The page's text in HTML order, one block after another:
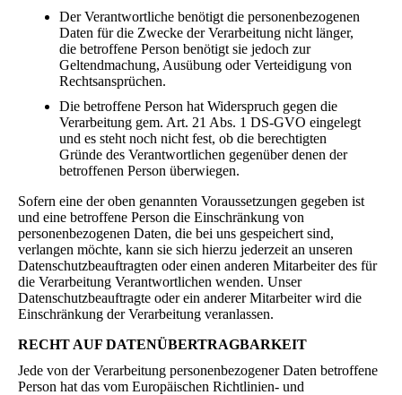
Der Verantwortliche benötigt die personenbezogenen
Daten für die Zwecke der Verarbeitung nicht länger,
die betroffene Person benötigt sie jedoch zur
Geltendmachung, Ausübung oder Verteidigung von
Rechtsansprüchen.
Die betroffene Person hat Widerspruch gegen die
Verarbeitung gem. Art. 21 Abs. 1 DS-GVO eingelegt
und es steht noch nicht fest, ob die berechtigten
Gründe des Verantwortlichen gegenüber denen der
betroffenen Person überwiegen.
Sofern eine der oben genannten Voraussetzungen gegeben ist
und eine betroffene Person die Einschränkung von
personenbezogenen Daten, die bei uns gespeichert sind,
verlangen möchte, kann sie sich hierzu jederzeit an unseren
Datenschutzbeauftragten oder einen anderen Mitarbeiter des für
die Verarbeitung Verantwortlichen wenden. Unser
Datenschutzbeauftragte oder ein anderer Mitarbeiter wird die
Einschränkung der Verarbeitung veranlassen.
RECHT AUF DATENÜBERTRAGBARKEIT
Jede von der Verarbeitung personenbezogener Daten betroffene
Person hat das vom Europäischen Richtlinien- und